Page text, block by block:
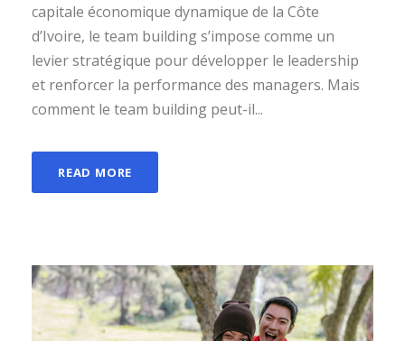
capitale économique dynamique de la Côte
d’Ivoire, le team building s’impose comme un
levier stratégique pour développer le leadership
et renforcer la performance des managers. Mais
comment le team building peut-il...
READ MORE